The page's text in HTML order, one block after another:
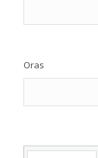
Oras